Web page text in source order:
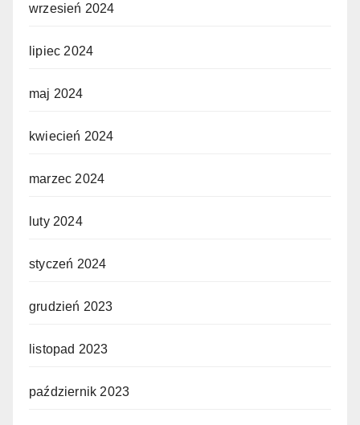
wrzesień 2024
lipiec 2024
maj 2024
kwiecień 2024
marzec 2024
luty 2024
styczeń 2024
grudzień 2023
listopad 2023
październik 2023